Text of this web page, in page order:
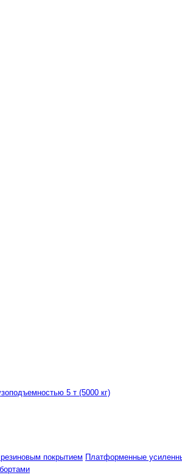
5 т (5000 кг)
покрытием Платформенные